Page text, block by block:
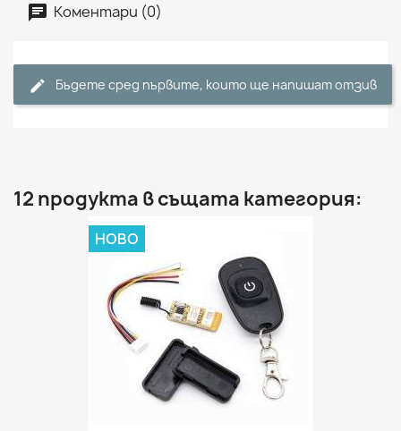
Коментари (0)
Бъдете сред първите, които ще напишат отзив
12 продукта в същата категория:
НОВО